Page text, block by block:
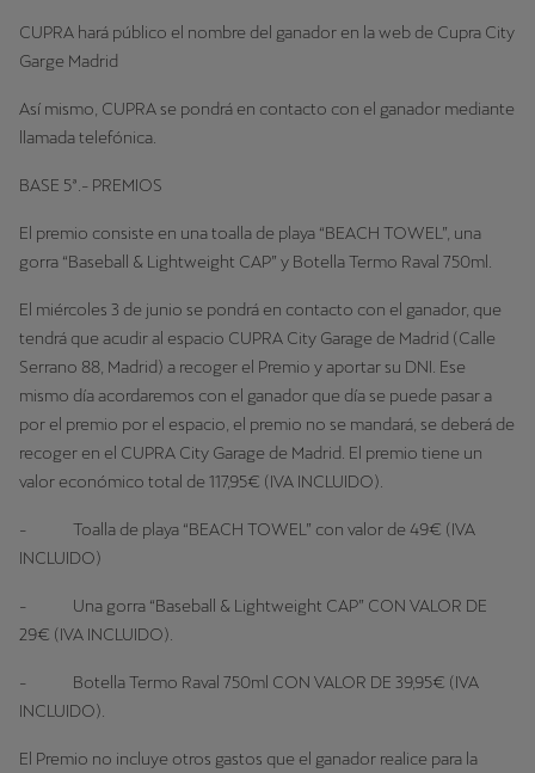
CUPRA hará público el nombre del ganador en la web de Cupra City
Garge Madrid
Así mismo, CUPRA se pondrá en contacto con el ganador mediante
llamada telefónica.
BASE 5ª.- PREMIOS
El premio consiste en una toalla de playa “BEACH TOWEL”, una
gorra “Baseball & Lightweight CAP” y Botella Termo Raval 750ml.
El miércoles 3 de junio se pondrá en contacto con el ganador, que
tendrá que acudir al espacio CUPRA City Garage de Madrid (Calle
Serrano 88, Madrid) a recoger el Premio y aportar su DNI. Ese
mismo día acordaremos con el ganador que día se puede pasar a
por el premio por el espacio, el premio no se mandará, se deberá de
recoger en el CUPRA City Garage de Madrid. El premio tiene un
valor económico total de 117,95€ (IVA INCLUIDO).
- Toalla de playa “BEACH TOWEL” con valor de 49€ (IVA
INCLUIDO)
- Una gorra “Baseball & Lightweight CAP” CON VALOR DE
29€ (IVA INCLUIDO).
- Botella Termo Raval 750ml CON VALOR DE 39,95€ (IVA
INCLUIDO).
El Premio no incluye otros gastos que el ganador realice para la